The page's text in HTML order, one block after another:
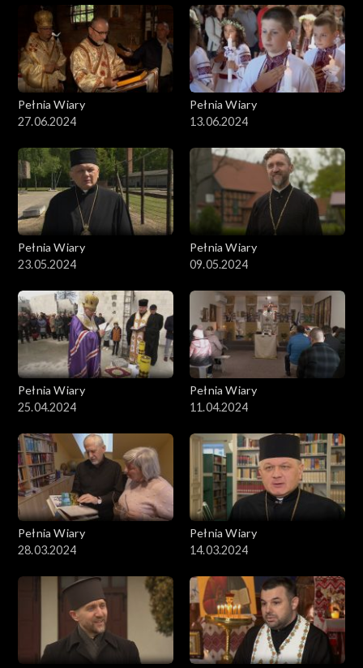
Pełnia Wiary
27.06.2024
Pełnia Wiary
13.06.2024
Pełnia Wiary
23.05.2024
Pełnia Wiary
09.05.2024
Pełnia Wiary
25.04.2024
Pełnia Wiary
11.04.2024
Pełnia Wiary
28.03.2024
Pełnia Wiary
14.03.2024